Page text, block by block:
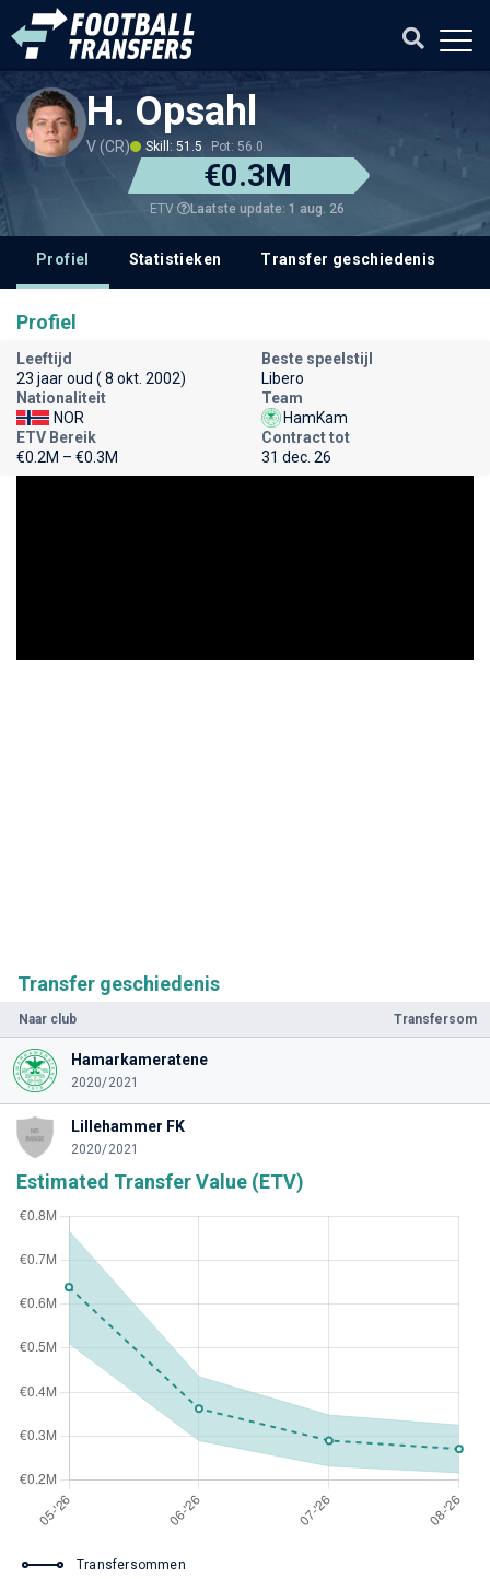
H. Opsahl
V (CR) Skill: 51.5 Pot: 56.0
€0.3M
ETV Laatste update: 1 aug. 26
Profiel Statistieken Transfer geschiedenis
Transfer geschiedenis
Naar club Transfersom
Hamarkameratene
2020/2021
Lillehammer FK
2020/2021
Estimated Transfer Value (ETV)
Transfersommen
Profiel
Leeftijd
23 jaar oud ( 8 okt. 2002)
Beste speelstijl
Libero
Nationaliteit
NOR
Team
HamKam
ETV Bereik
€0.2M – €0.3M
Contract tot
31 dec. 26